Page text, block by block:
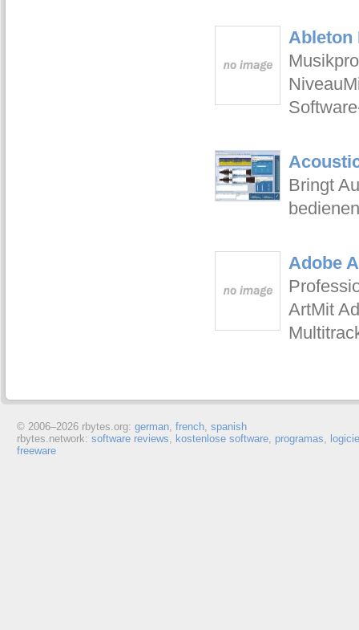
Ableton
Bringt
Adobe
ArtMit
© 2006–2026 rbytes.org: german, french, spanish
rbytes.network: software reviews, kostenlose software, programas,
freeware